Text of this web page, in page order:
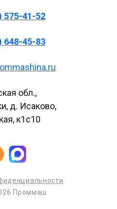
575-41-52
648-45-83
обл.,
д. Исаково,
к1с10
Проммаш